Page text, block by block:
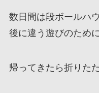
数日間は段ボールハ
後に違う遊びのため
帰ってきたら折りた